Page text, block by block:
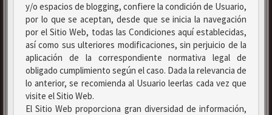
y/o espacios de blogging, confiere la condición de Usuario,
por lo que se aceptan, desde que se inicia la navegación
por el Sitio Web, todas las Condiciones aquí establecidas,
así como sus ulteriores modificaciones, sin perjuicio de la
aplicación de la correspondiente normativa legal de
obligado cumplimiento según el caso. Dada la relevancia de
lo anterior, se recomienda al Usuario leerlas cada vez que
visite el Sitio Web.
El Sitio Web proporciona gran diversidad de información,